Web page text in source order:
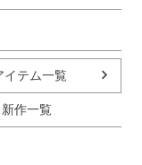
イテム一覧
作一覧